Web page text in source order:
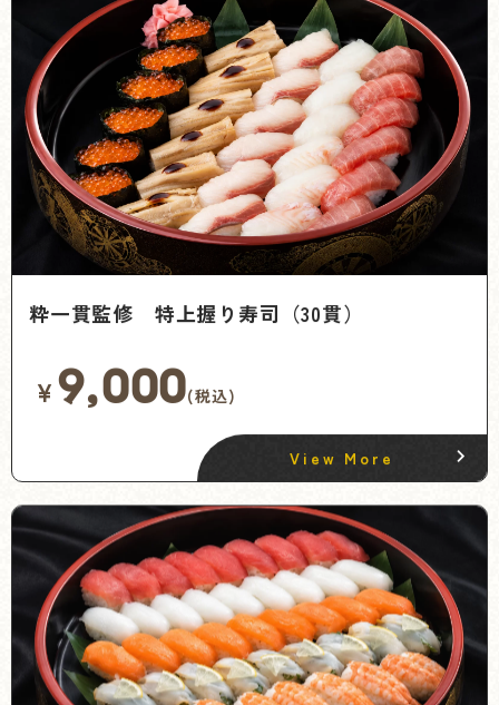
粋一貫監修 特上握り寿司（30貫）
¥9,000(税込)
View More